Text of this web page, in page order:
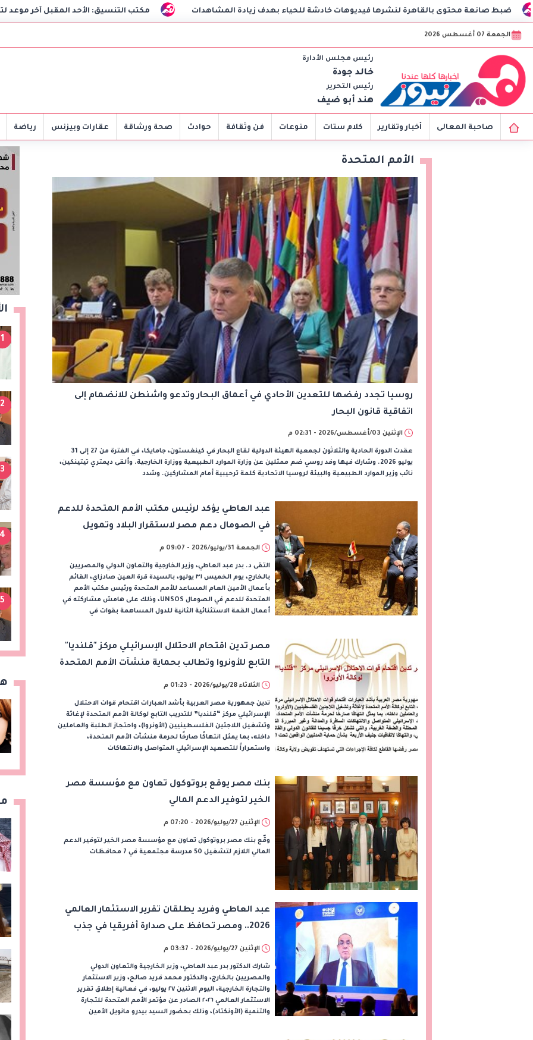
مكتب التنسيق: الأحد المقبل آخر موعد لتسجيل رغبات محتوى بالقاهرة لنشرها فيديوهات خادشة للحياء بهدف زيادة المشاهدات
الجمعة 07 أغسطس 2026
رئيس مجلس الأدارة
خالد جودة
رئيس التحرير
هند أبو ضيف
صاحبة المعالى أخبار وتقارير كلام ستات منوعات فن وثقافة حوادث صحة ورشاقة عقارات وبيزنس رياضة
الأمم المتحدة
روسيا تجدد رفضها للتعدين الأحادي في أعماق البحار وتدعو واشنطن للانضمام إلى
اتفاقية قانون البحار
الإثنين 03/أغسطس/2026 - 02:31 م
عقدت الدورة الحادية والثلاثون لجمعية الهيئة الدولية لقاع البحار في كينغستون، جامايكا، في الفترة من 27 إلى 31
يوليو 2026. وشارك فيها وفد روسي ضم ممثلين عن وزارة الموارد الطبيعية ووزارة الخارجية. وألقى ديمتري تيتينكين،
نائب وزير الموارد الطبيعية والبيئة لروسيا الاتحادية كلمة ترحيبية أمام المشاركين. وشدد
عبد العاطي يؤكد لرئيس مكتب الأمم المتحدة للدعم
في الصومال دعم مصر لاستقرار البلاد وتمويل
البعثة الأفريقية
الجمعة 31/يوليو/2026 - 09:07 م
التقى د. بدر عبد العاطي، وزير الخارجية والتعاون الدولي والمصريين
بالخارج، يوم الخميس ٣١ يوليو، بالسيدة قرة العين صادزاي، القائم
بأعمال الأمين العام المساعد للأمم المتحدة ورئيس مكتب الأمم
المتحدة للدعم في الصومال UNSOS، وذلك على هامش مشاركته في
أعمال القمة الاستثنائية الثانية للدول المساهمة بقوات في
مصر تدين اقتحام الاحتلال الإسرائيلي مركز "قلنديا"
التابع للأونروا وتطالب بحماية منشآت الأمم المتحدة
الثلاثاء 28/يوليو/2026 - 01:23 م
تدين جمهورية مصر العربية بأشد العبارات اقتحام قوات الاحتلال
الإسرائيلي مركز “قلنديا” للتدريب التابع لوكالة الأمم المتحدة لإغاثة
وتشغيل اللاجئين الفلسطينيين (الأونروا)، واحتجاز الطلبة والعاملين
داخله، بما يمثل انتهاكًا صارخًا لحرمة منشآت الأمم المتحدة،
واستمراراً للتصعيد الإسرائيلي المتواصل والانتهاكات
بنك مصر يوقع بروتوكول تعاون مع مؤسسة مصر
الخير لتوفير الدعم المالي
الإثنين 27/يوليو/2026 - 07:20 م
وقّع بنك مصر بروتوكول تعاون مع مؤسسة مصر الخير لتوفير الدعم
المالي اللازم لتشغيل 50 مدرسة مجتمعية في 7 محافظات
عبد العاطي وفريد يطلقان تقرير الاستثمار العالمي
2026.. ومصر تحافظ على صدارة أفريقيا في جذب
الاستثمارات
الإثنين 27/يوليو/2026 - 03:37 م
شارك الدكتور بدر عبد العاطي، وزير الخارجية والتعاون الدولي
والمصريين بالخارج، والدكتور محمد فريد صالح، وزير الاستثمار
والتجارة الخارجية، اليوم الاثنين ٢٧ يوليو، في فعالية إطلاق تقرير
الاستثمار العالمي ٢٠٢٦ الصادر عن مؤتمر الأمم المتحدة للتجارة
والتنمية (الأونكتاد)، وذلك بحضور السيد بيدرو مانويل الأمين
1
2
3
4
5